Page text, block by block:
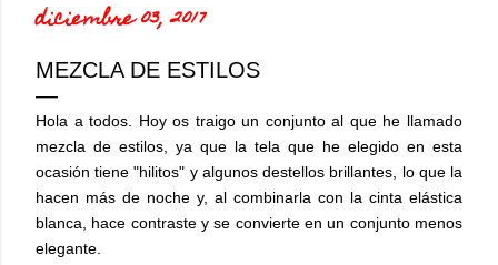
diciembre 03, 2017
MEZCLA DE ESTILOS
Hola a todos. Hoy os traigo un conjunto al que he llamado
mezcla de estilos, ya que la tela que he elegido en esta
ocasión tiene "hilitos" y algunos destellos brillantes, lo que la
hacen más de noche y, al combinarla con la cinta elástica
blanca, hace contraste y se convierte en un conjunto menos
elegante.